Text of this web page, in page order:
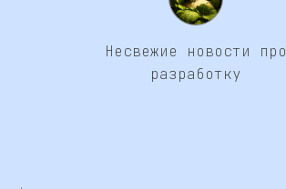
Несвежие новости про
разработку